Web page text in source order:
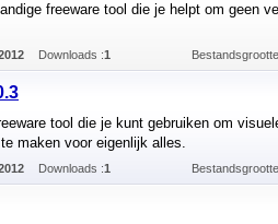
freeware tool die je helpt om geen
Downloads :1
tool die je kunt gebruiken om
maken voor eigenlijk alles.
Downloads :1